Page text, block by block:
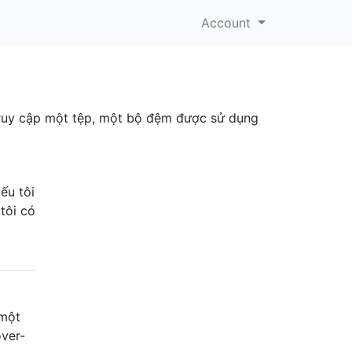
Account
cập một tệp, một bộ đệm được sử dụng
tôi
có